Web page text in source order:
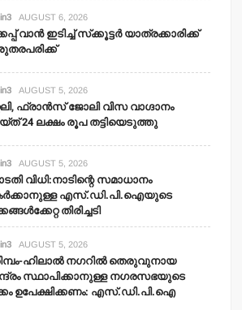
AUGUST 6, 2026
വാന്‍ ഇടിച്ച് സ്‌ക്കൂട്ടര്‍ യാത്രക്കാരിക്ക്
AUGUST 5, 2026
ഫ്രാന്‍സ് ജോലി വിസ വാഗ്ദാനം
24 ലക്ഷം രൂപ തട്ടിയെടുത്തു
AUGUST 5, 2026
വിധി:നാടിന്റെ സമാധാനം
എസ്.ഡി.പി.ഐയുടെ
തിരിച്ചടി
AUGUST 5, 2026
ഹിലാല്‍ നഗറില്‍ തെരുവുനായ
സ്ഥാപിക്കാനുള്ള നഗരസഭയുടെ
ഉപേക്ഷിക്കണം: എസ്.ഡി.പി.ഐ